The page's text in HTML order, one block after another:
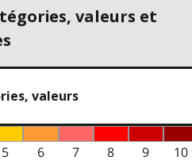
valeurs et
valeurs
5 6 7 8 9
10